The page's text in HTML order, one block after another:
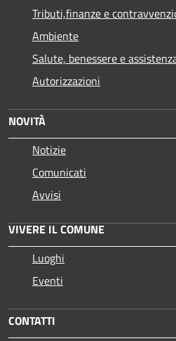
Tributi,finanze e
Ambiente
Salute, benessere e
Autorizzazioni
NOVITÀ
Notizie
Comunicati
Avvisi
VIVERE IL COMUNE
Luoghi
Eventi
CONTATTI